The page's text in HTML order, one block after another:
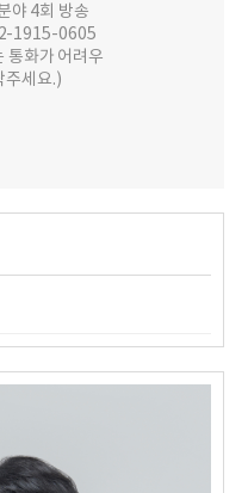
야 4회 방송
1915-0605
통화가 어려우
주세요.)